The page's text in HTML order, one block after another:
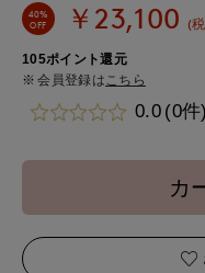
40%
OFF
￥23,100 (
105ポイント還元
会員登録は こちら
0.0 (0件)
カ